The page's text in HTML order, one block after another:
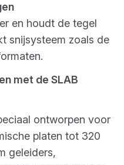
en houdt de tegel
snijsysteem zoals de
met de SLAB
ontworpen voor
platen tot 320
geleiders,